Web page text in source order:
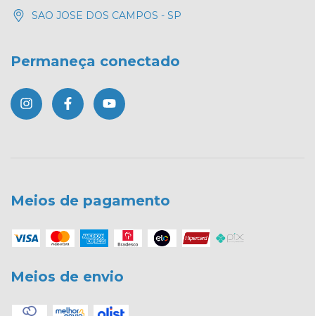
SAO JOSE DOS CAMPOS - SP
Permaneça conectado
Meios de pagamento
Meios de envio